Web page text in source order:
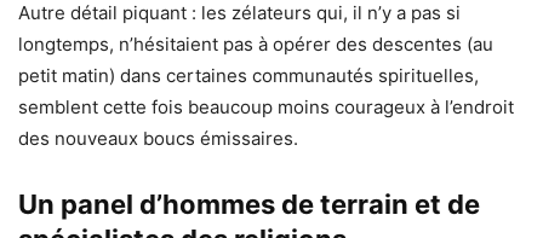
Autre détail piquant : les zélateurs qui, il n’y a pas si
longtemps, n’hésitaient pas à opérer des descentes (au
petit matin) dans certaines communautés spirituelles,
semblent cette fois beaucoup moins courageux à l’endroit
des nouveaux boucs émissaires.
Un panel d’hommes de terrain et de